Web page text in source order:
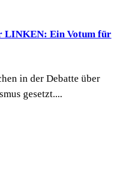
LINKEN: Ein Votum für
in der Debatte über
gesetzt....